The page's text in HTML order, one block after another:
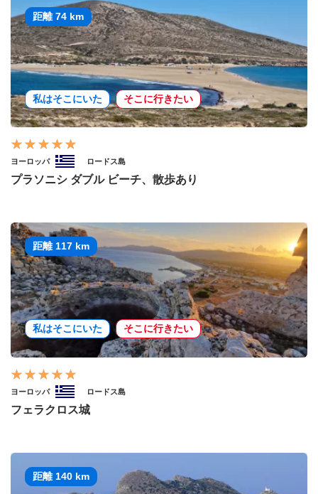
距離 74 km
私はそこにいた そこに行きたい
ヨーロッパ ロードス島
プラソニシ ダブル ビーチ、散歩あり
距離 117 km
私はそこにいた そこに行きたい
ヨーロッパ ロードス島
フェラクロス城
距離 140 km